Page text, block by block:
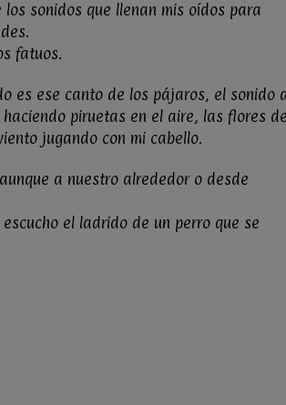
sonidos que llenan mis oídos para
fatuos.
es ese canto de los pájaros, el sonido
piruetas en el aire, las flores de
jugando con mi cabello.
a nuestro alrededor o desde
el ladrido de un perro que se